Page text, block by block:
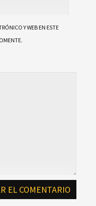
Y WEB EN ESTE